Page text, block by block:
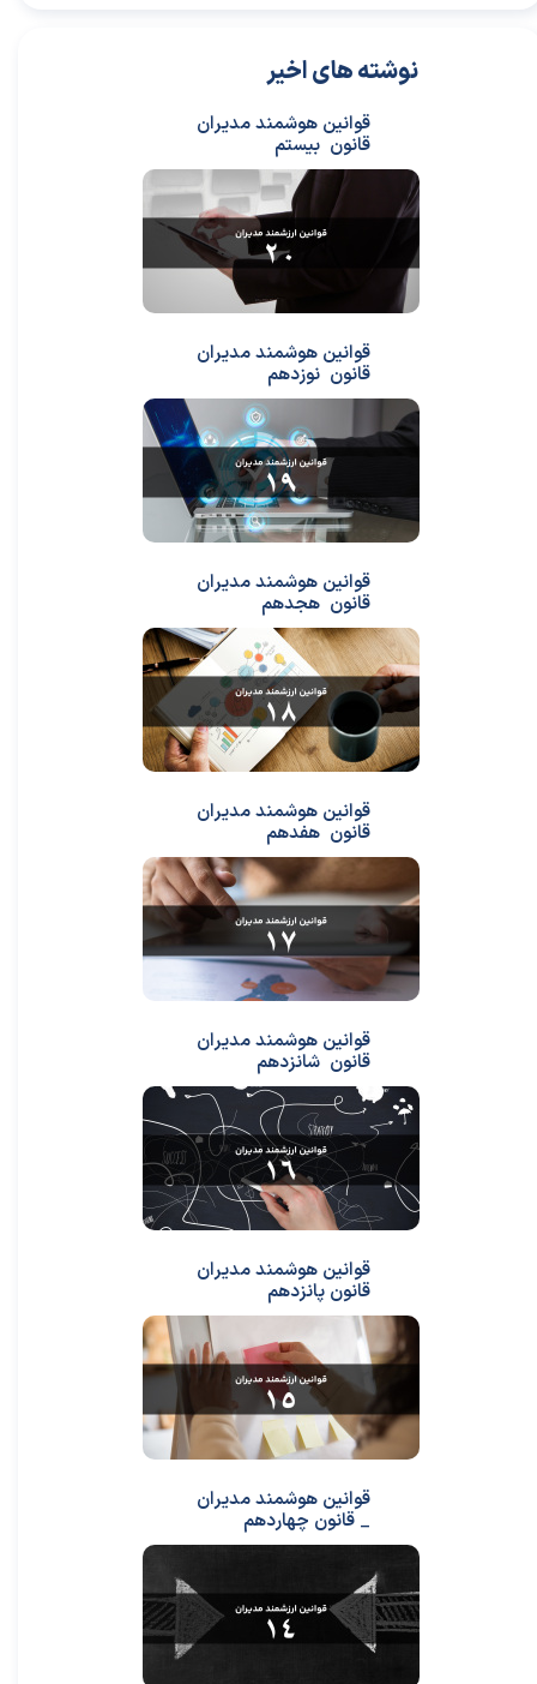
قوانین هوشمند مدیران
قانون بیستم
قوانین هوشمند مدیران
قانون نوزدهم
قوانین هوشمند مدیران
قانون هجدهم
قوانین هوشمند مدیران
قانون هفدهم
قوانین هوشمند مدیران
قانون شانزدهم
قوانین هوشمند مدیران
قانون پانزدهم
قوانین هوشمند مدیران
_ قانون چهاردهم
نوشته های اخیر